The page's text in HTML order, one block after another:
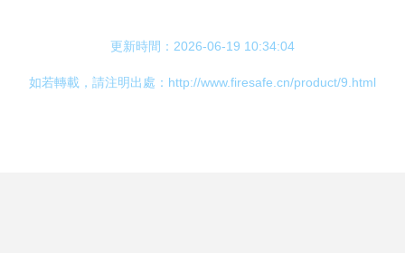
更新時間：2026-06-19 10:34:04
如若轉載，請注明出處：http://www.firesafe.cn/product/9.html